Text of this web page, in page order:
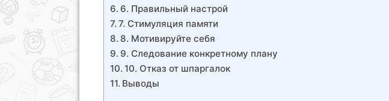
6. Правильный настрой
7. Стимуляция памяти
8. Мотивируйте себя
9. Следование конкретному плану
10. Отказ от шпаргалок
Выводы